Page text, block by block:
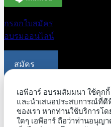
กรอกใบสมัคร
อบรมออนไลน์
สมัคร
ออนไลน์
ขอใบเสนอ
เอพีอาร์ อบรมสัมมนา ใช้คุก
และนำเสนอประสบการณ์ที่ดี
ของเรา หากท่านใช้บริการโ
ใดๆ เอพีอาร์ ถือว่าท่านอนุญ